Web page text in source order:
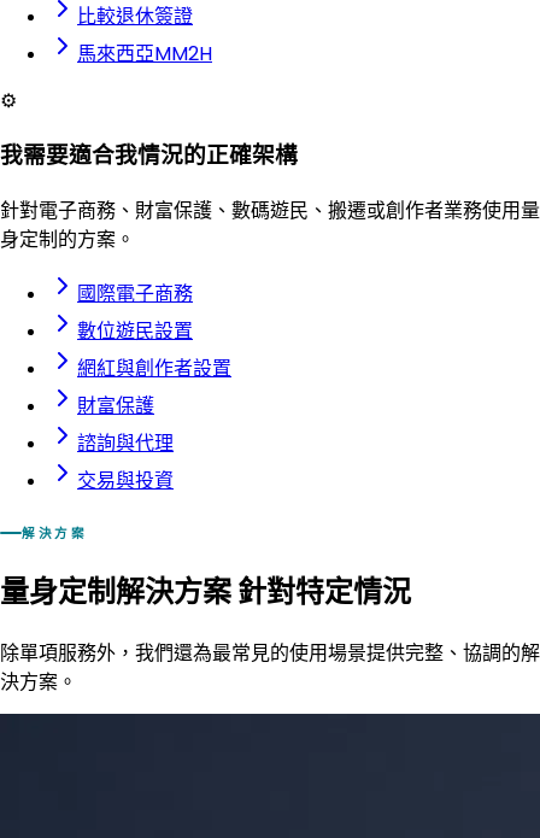
比較退休簽證
馬來西亞MM2H
⚙️
我需要適合我情況的正確架構
針對電子商務、財富保護、數碼遊民、搬遷或創作者業務使用量
身定制的方案。
國際電子商務
數位遊民設置
網紅與創作者設置
財富保護
諮詢與代理
交易與投資
解決方案
量身定制解決方案針對特定情況
除單項服務外，我們還為最常見的使用場景提供完整、協調的解
決方案。